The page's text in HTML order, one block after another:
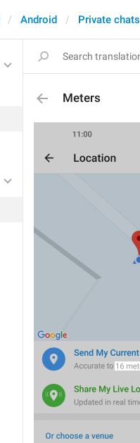
Android Private chats
Meters